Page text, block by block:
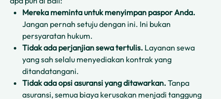
Mereka meminta untuk menyimpan paspor Anda.
Jangan pernah setuju dengan ini. Ini bukan
persyaratan hukum.
Tidak ada perjanjian sewa tertulis. Layanan sewa
yang sah selalu menyediakan kontrak yang
ditandatangani.
Tidak ada opsi asuransi yang ditawarkan. Tanpa
asuransi, semua biaya kerusakan menjadi tanggung